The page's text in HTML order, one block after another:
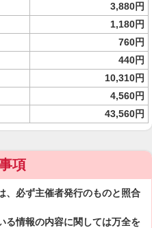
3,880円
1,180円
760円
440円
10,310円
4,560円
43,560円
項
、必ず主催者発行のものと照合
る情報の内容に関しては万全を